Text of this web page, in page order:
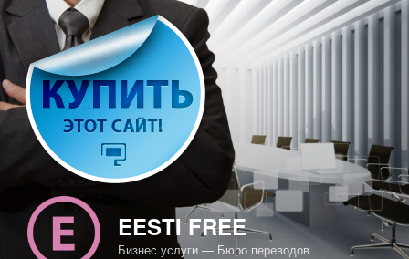
Перейти
содержимому
EESTI FREE
Бизнес услуги — Бюро переводов